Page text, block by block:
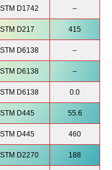
D1742 –
D217 415
D6138 –
D6138 –
D6138 0.0
D445 55.6
D445 460
D2270 188